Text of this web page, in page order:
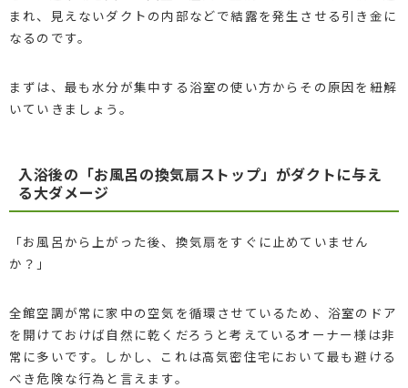
まれ、見えないダクトの内部などで結露を発生させる引き金に
なるのです。
まずは、最も水分が集中する浴室の使い方からその原因を紐解
いていきましょう。
入浴後の「お風呂の換気扇ストップ」がダクトに与え
る大ダメージ
「お風呂から上がった後、換気扇をすぐに止めていません
か？」
全館空調が常に家中の空気を循環させているため、浴室のドア
を開けておけば自然に乾くだろうと考えているオーナー様は非
常に多いです。しかし、これは高気密住宅において最も避ける
べき危険な行為と言えます。